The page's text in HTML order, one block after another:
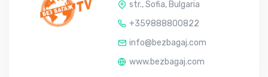
str., Sofia, Bulgaria
+359888800822
info@bezbagaj.com
www.bezbagaj.com